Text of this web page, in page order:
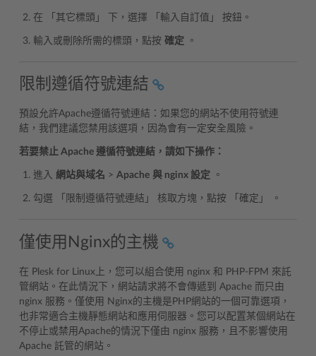
在 「其它標頭」 下，選擇 「輸入自訂值」 按鈕。
輸入或刪除所需的標頭，點按 確定 。
限制遵循符號連結
預設允許Apache遵循符號連結：如果您的網站不使用符號連
結，我們建議您禁用該選項，因為會有一定安全風險。
若要禁止 Apache 遵循符號連結，請如下操作：
進入 網站與域名 > Apache 與 nginx 設定 。
勾選 「限制遵循符號連結」 核取方塊，點按 「確定」 。
僅使用Nginx的主機
在 Plesk for Linux上，您可以組合使用 nginx 和 PHP-FPM 來託
管網站。在此情況下，網站請求將不會傳遞到 Apache 而只由
nginx 服務。僅使用 Nginx的主機是PHP網站的一個可靠選項，
也非常適合主機靜態網站和應用伺服器。您可以配置某個網站在
不停止或禁用Apache的情況下僅由 nginx 服務，且不影響使用
Apache 託管的網站。